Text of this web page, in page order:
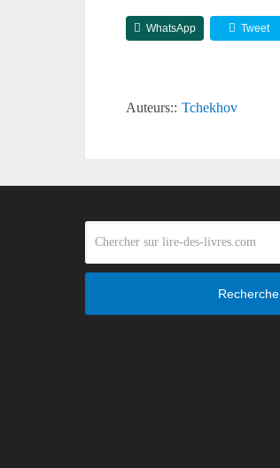
WhatsApp Tweet
Auteurs:: Tchekhov
Recherche